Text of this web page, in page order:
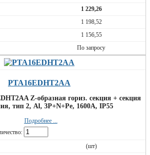
1 229,26
1 198,52
1 156,55
По запросу
PTA16EDHT2AA
Z-образная гориз. секция + секция
тип 2, Al, 3P+N+Pe, 1600А, IP55
Подробнее ...
(шт)